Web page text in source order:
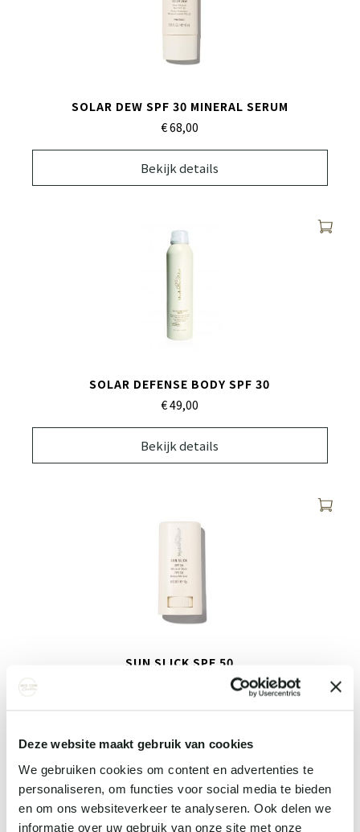
Deze website maakt gebruik van cookies
We gebruiken cookies om content en advertenties te
personaliseren, om functies voor social media te bieden
en om ons websiteverkeer te analyseren. Ook delen we
informatie over uw gebruik van onze site met onze
SOLAR DEW SPF 30 MINERAL SERUM
€ 68,00
Bekijk details
SOLAR DEFENSE BODY SPF 30
€ 49,00
Bekijk details
SUN SLICK SPF 50